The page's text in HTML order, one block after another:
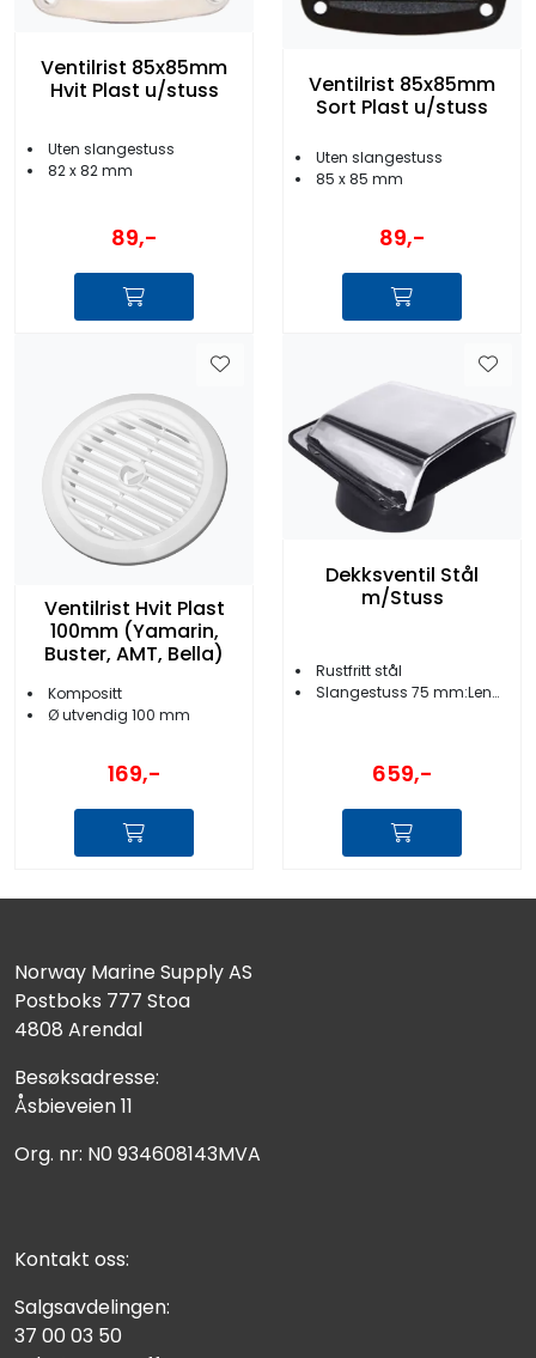
Ventilrist 85x85mm
Hvit Plast u/stuss
Uten slangestuss
82 x 82 mm
89,-
Ventilrist 85x85mm
Sort Plast u/stuss
Uten slangestuss
85 x 85 mm
89,-
Ventilrist Hvit Plast
100mm (Yamarin,
Buster, AMT, Bella)
Kompositt
Ø utvendig 100 mm
169,-
Dekksventil Stål
m/Stuss
Rustfritt stål
Slangestuss 75 mm:Lengde 140 mm
659,-
Norway Marine Supply AS
Postboks 777 Stoa
4808 Arendal
Besøksadresse:
Åsbieveien 11
Org. nr: N0 934608143MVA
Kontakt oss:
Salgsavdelingen:
37 00 03 50